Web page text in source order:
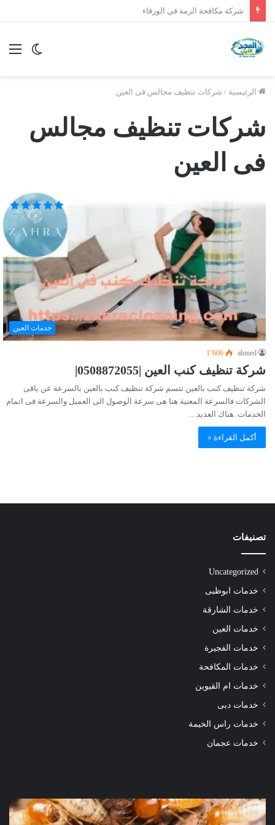
شركة مكافحة الرمة في الوصل
الوضع
الرئيسية / شركات تنظيف مجالس فى العين
شركات تنظيف مجالس
فى العين
خدمات العين
ahmed 1٬606
شركة تنظيف كنب العين |0508872055|
شركة تنظيف كنب بالعين تتسم شركة تنظيف كنب بالعين بالسرعة عن باقى
الشركات فالسرعة المعنية هنا هى سرعة الوصول الى العميل والسرعة فى اتمام
الخدمات .هناك العديد…
أكمل القراءة »
تصنيفات
Uncategorized
خدمات ابوظبى
خدمات الشارقة
خدمات العين
خدمات الفجيرة
خدمات المكافحة
خدمات ام القيوين
خدمات دبى
خدمات راس الخيمة
خدمات عجمان
شركة
مكافحة